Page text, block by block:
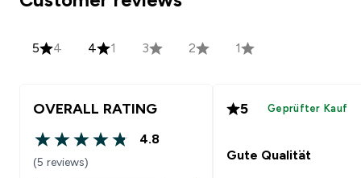
5 4 4 1 3 2 1
OVERALL RATING
4.8 out of 5 stars
4.8
(5 reviews)
5 Geprüfter Kauf
Gute Qualität